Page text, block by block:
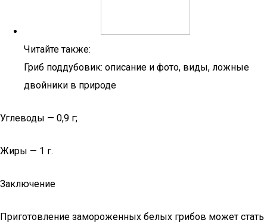
Читайте также:
Гриб поддубовик: описание и фото, виды, ложные
двойники в природе
Углеводы — 0,9 г;
Жиры — 1 г.
Заключение
Приготовление замороженных белых грибов может стать